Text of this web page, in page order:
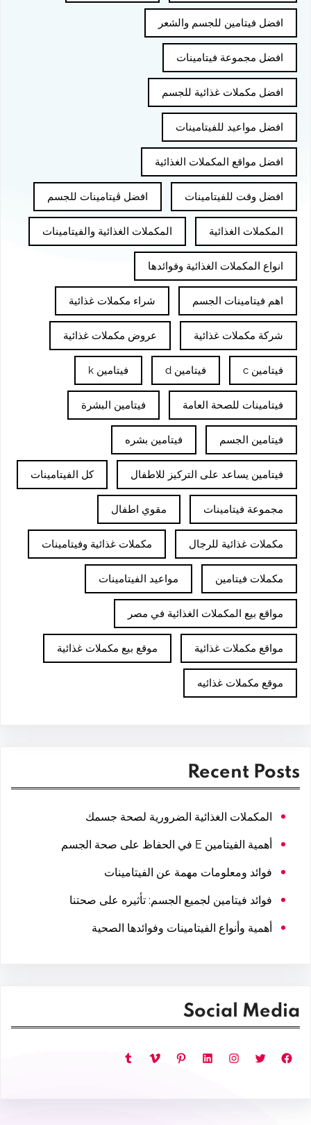
افضل فيتامين للجسم والشعر
افضل مجموعة فيتامينات
افضل مكملات غذائية للجسم
افضل مواعيد للفيتامينات
افضل مواقع المكملات الغذائية
افضل وقت للفيتامينات افضل ڤيتامينات للجسم
المكملات الغذائية المكملات الغذائية والفيتامينات
انواع المكملات الغذائية وفوائدها
اهم فيتامينات الجسم شراء مكملات غذائية
شركة مكملات غذائية عروض مكملات غذائية
فيتامين c فيتامين d فيتامين k
فيتامينات للصحة العامة فيتامين البشرة
فيتامين الجسم فيتامين بشره
فيتامين يساعد على التركيز للاطفال كل الفيتامينات
مجموعة فيتامينات مقوي اطفال
مكملات غذائية للرجال مكملات غذائية وفيتامينات
مكملات فيتامين مواعيد الفيتامينات
مواقع بيع المكملات الغذائية في مصر
مواقع مكملات غذائية موقع بيع مكملات غذائية
موقع مكملات غذائيه
Recent Posts
المكملات الغذائية الضرورية لصحة جسمك
أهمية الفيتامين E في الحفاظ على صحة الجسم
فوائد ومعلومات مهمة عن الفيتامينات
فوائد فيتامين لجميع الجسم: تأثيره على صحتنا
أهمية وأنواع الفيتامينات وفوائدها الصحية
Social Media
فيسبوك تويتر إنستجرام لينكد إن بينتريست فيميو تمبلر